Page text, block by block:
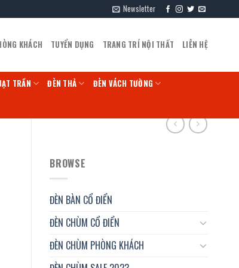
Newsletter
KHÁCH TUYỂN DỤNG TRANG TRÍ NỘI THẤT LIÊN HỆ
TRẦN ĐÈN THẢ ĐÈN VÁCH TƯỜNG
BROWSE
ĐÈN BÀN CỔ ĐIỂN
ĐÈN CHÙM CỔ ĐIỂN
ĐÈN CHÙM PHÒNG KHÁCH